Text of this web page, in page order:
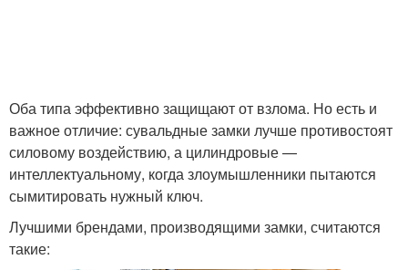
Оба типа эффективно защищают от взлома. Но есть и
важное отличие: сувальдные замки лучше противостоят
силовому воздействию, а цилиндровые —
интеллектуальному, когда злоумышленники пытаются
сымитировать нужный ключ.
Лучшими брендами, производящими замки, считаются
такие: